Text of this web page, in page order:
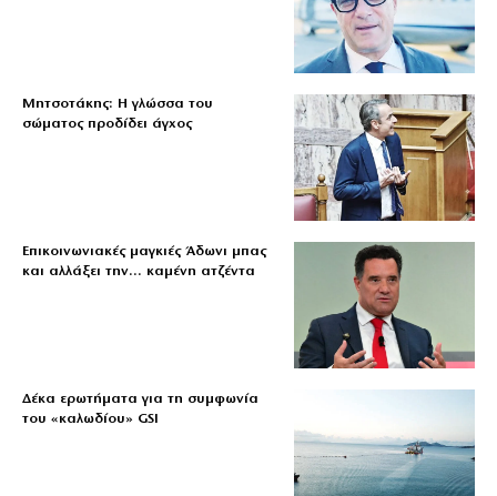
Μητσοτάκης: Η γλώσσα του
σώματος προδίδει άγχος
Επικοινωνιακές μαγκιές Άδωνι μπας
και αλλάξει την… καμένη ατζέντα
Δέκα ερωτήματα για τη συμφωνία
του «καλωδίου» GSI